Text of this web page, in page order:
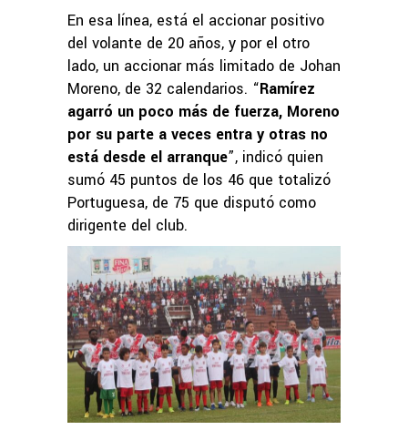
En esa línea, está el accionar positivo
del volante de 20 años, y por el otro
lado, un accionar más limitado de Johan
Moreno, de 32 calendarios. “Ramírez
agarró un poco más de fuerza, Moreno
por su parte a veces entra y otras no
está desde el arranque”, indicó quien
sumó 45 puntos de los 46 que totalizó
Portuguesa, de 75 que disputó como
dirigente del club.